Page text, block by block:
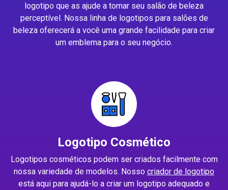
logotipo que as ajude a tornar seu salão de beleza
perceptível. Nossa linha de logotipos para salões de
beleza oferecerá a você uma grande facilidade para criar
um emblema para o seu negócio.
Logotipo Cosmético
Logotipos cosméticos podem ser criados facilmente com
nossa variedade de modelos. Nosso criador de logotipo
está aqui para ajudá-lo a criar um logotipo adequado e